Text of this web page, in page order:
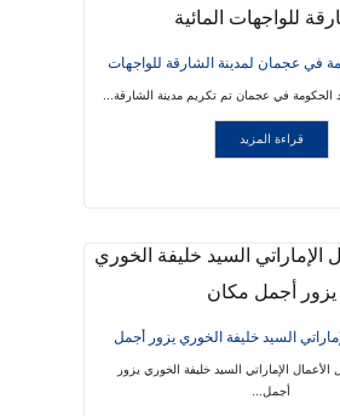
في عجمان لمدينة الشارقة للواجهات
الحكومة في عجمان تم تكريم مدينة الشارقة...
قراءة المزيد
السيد خليفة الخوري يزور أجمل
الإماراتي السيد خليفة الخوري يزور
أجمل...